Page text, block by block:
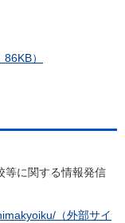
）
等に関する情報発信
（外部サイ